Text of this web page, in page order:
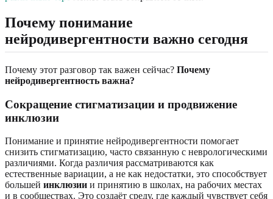
Почему понимание
нейродивергентности важно сегодня
Почему этот разговор так важен сейчас? Почему
нейродивергентность важна?
Сокращение стигматизации и продвижение
инклюзии
Понимание и принятие нейродивергентности помогает
снизить стигматизацию, часто связанную с неврологическими
различиями. Когда различия рассматриваются как
естественные вариации, а не как недостатки, это способствует
большей инклюзии и принятию в школах, на рабочих местах
и в сообществах. Это создаёт среду, где каждый чувствует себя